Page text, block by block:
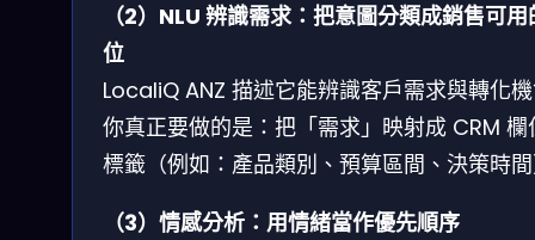
（2）NLU 辨識需求：把意圖分類成銷售可
位
LocaliQ ANZ 描述它能辨識客戶需求與轉化
你真正要做的是：把「需求」映射成 CRM 欄
標籤（例如：產品類別、預算區間、決策時
（3）情感分析：用情緒當作優先順序